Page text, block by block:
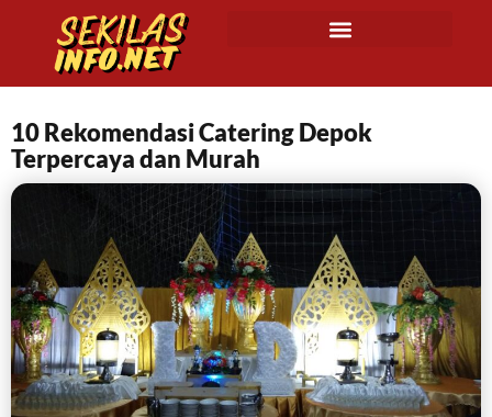
10 Rekomendasi Catering Depok
Terpercaya dan Murah